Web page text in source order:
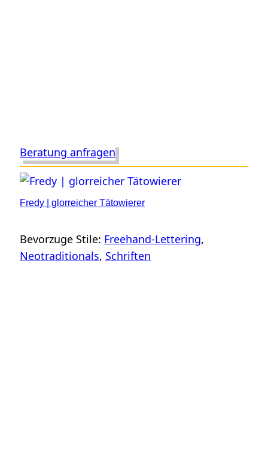
Beratung anfragen
Fredy | glorreicher Tätowierer
Bevorzuge Stile: Freehand-Lettering
Neotraditionals, Schriften